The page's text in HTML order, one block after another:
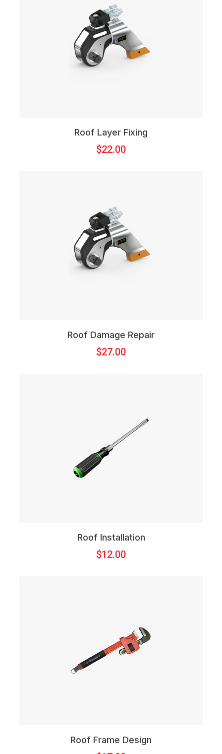
Roof Layer Fixing
$22.00
Roof Damage Repair
$27.00
Roof Installation
$12.00
Roof Frame Design